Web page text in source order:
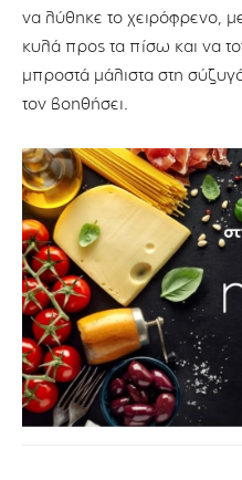
να λύθηκε το χειρόφρενο,
κυλά προς τα πίσω και να
μπροστά μάλιστα στη
τον βοηθήσει.